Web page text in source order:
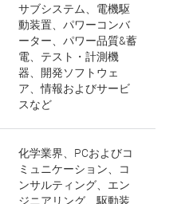
サブシステム、電機駆
動装置、パワーコンバ
ーター、パワー品質&蓄
電、テスト・計測機
器、開発ソフトウェ
ア、情報およびサービ
スなど
化学業界、PCおよびコ
ミュニケーション、コ
ンサルティング、エン
ジニアリング、駆動装